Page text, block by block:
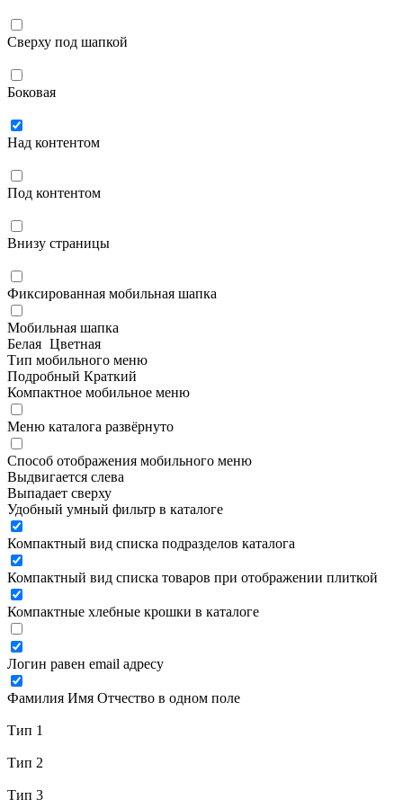
Сверху под шапкой
Боковая
Над контентом
Под контентом
Внизу страницы
Фиксированная мобильная шапка
Мобильная шапка
Белая Цветная
Тип мобильного меню
Подробный Краткий
Компактное мобильное меню
Меню каталога развёрнуто
Способ отображения мобильного меню
Выдвигается слева
Выпадает сверху
Удобный умный фильтр в каталоге
Компактный вид списка подразделов каталога
Компактный вид списка товаров при отображении плиткой
Компактные хлебные крошки в каталоге
Логин равен email адресу
Фамилия Имя Отчество в одном поле
Тип 1
Тип 2
Тип 3